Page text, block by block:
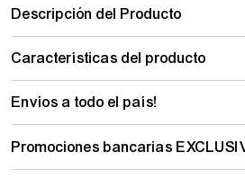
Descripción del Producto
Características del producto
Envíos a todo el país!
Promociones bancarias